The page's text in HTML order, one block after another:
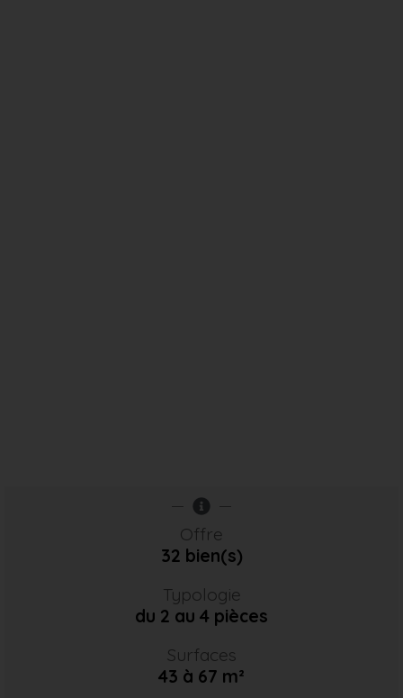
Offre
32 bien(s)
Typologie
du 2 au 4 pièces
Surfaces
43 à 67 m²